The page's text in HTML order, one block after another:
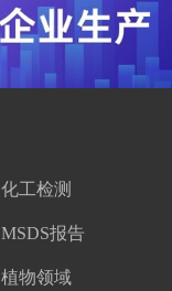
化工检测
MSDS报告
植物领域